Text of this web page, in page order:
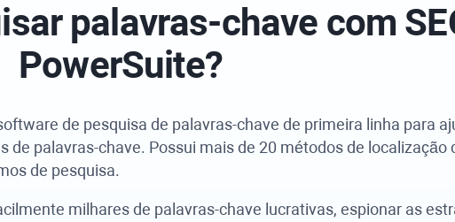
palavras-chave com
PowerSuite?
de pesquisa de palavras-chave de primeira linha para
de palavras-chave. Possui mais de 20 métodos de localização
de pesquisa.
milhares de palavras-chave lucrativas, espionar as